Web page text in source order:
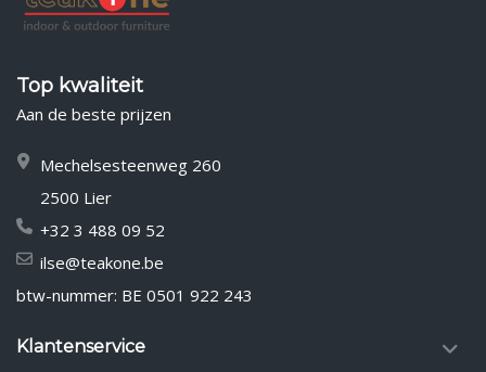
Top kwaliteit
Aan de beste prijzen
Mechelsesteenweg 260
2500 Lier
+32 3 488 09 52
ilse@teakone.be
btw-nummer: BE 0501 922 243
Klantenservice